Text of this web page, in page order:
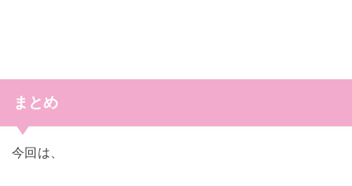
まとめ
今回は、